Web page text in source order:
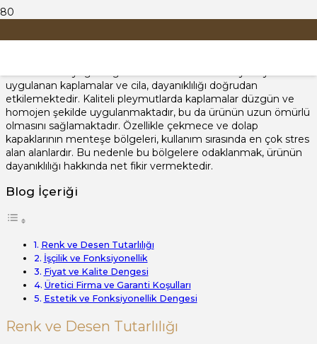
uygulanan kaplamalar ve cila, dayanıklılığı doğrudan
etkilemektedir. Kaliteli pleymutlarda kaplamalar düzgün ve
homojen şekilde uygulanmaktadır, bu da ürünün uzun ömürlü
olmasını sağlamaktadır. Özellikle çekmece ve dolap
kapaklarının menteşe bölgeleri, kullanım sırasında en çok stres
alan alanlardır. Bu nedenle bu bölgelere odaklanmak, ürünün
dayanıklılığı hakkında net fikir vermektedir.
Blog İçeriği
Renk ve Desen Tutarlılığı
İşçilik ve Fonksiyonellik
Fiyat ve Kalite Dengesi
Üretici Firma ve Garanti Koşulları
Estetik ve Fonksiyonellik Dengesi
Renk ve Desen Tutarlılığı